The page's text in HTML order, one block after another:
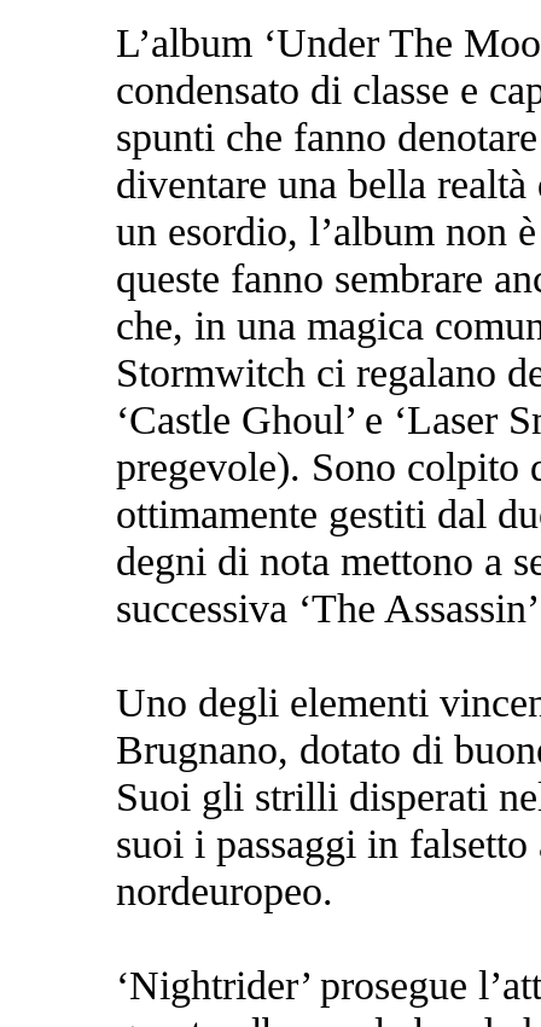
L’album ‘Under The
condensato di classe e
spunti che fanno
diventare una bella
un esordio, l’album non
queste fanno sembrare
che, in una magica
Stormwitch ci regalano
‘Castle Ghoul’ e ‘Laser
pregevole). Sono colpito
ottimamente gestiti dal
degni di nota mettono a
successiva ‘The
Uno degli elementi
Brugnano, dotato di
Suoi gli strilli disperati
suoi i passaggi in
nordeuropeo.
‘Nightrider’ prosegue